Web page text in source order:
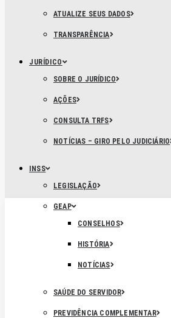
ATUALIZE SEUS DADOS
TRANSPARÊNCIA
JURÍDICO
SOBRE O JURÍDICO
AÇÕES
CONSULTA TRFS
NOTÍCIAS – GIRO PELO JUDICIÁRIO
INSS
LEGISLAÇÃO
GEAP
CONSELHOS
HISTÓRIA
NOTÍCIAS
SAÚDE DO SERVIDOR
PREVIDÊNCIA COMPLEMENTAR